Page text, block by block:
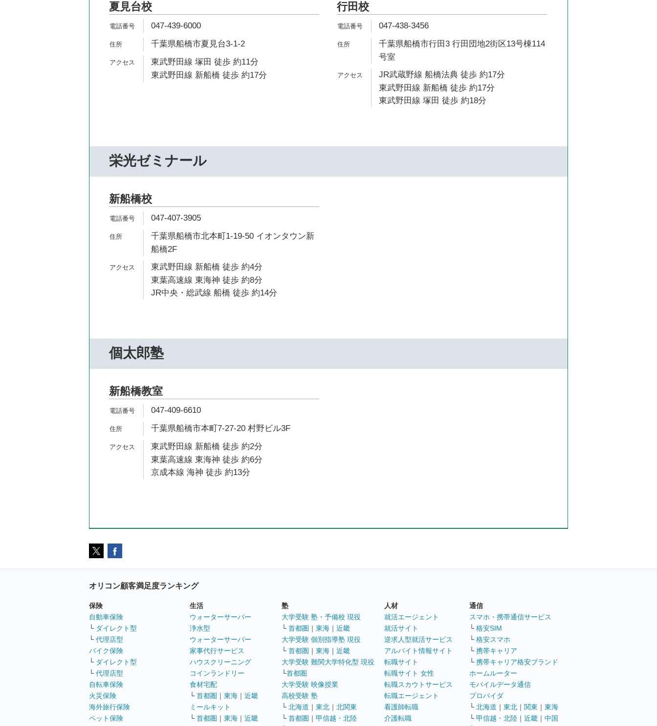
夏見台校
047-439-6000
千葉県船橋市夏見台3-1-2
東武野田線 塚田 徒歩 約11分
東武野田線 新船橋 徒歩 約17分
行田校
047-438-3456
千葉県船橋市行田3 行田団地2街区13号棟114
号室
JR武蔵野線 船橋法典 徒歩 約17分
東武野田線 新船橋 徒歩 約17分
東武野田線 塚田 徒歩 約18分
栄光ゼミナール
新船橋校
047-407-3905
千葉県船橋市北本町1-19-50 イオンタウン新
船橋2F
東武野田線 新船橋 徒歩 約4分
東葉高速線 東海神 徒歩 約8分
JR中央・総武線 船橋 徒歩 約14分
個太郎塾
新船橋教室
047-409-6610
千葉県船橋市本町7-27-20 村野ビル3F
東武野田線 新船橋 徒歩 約2分
東葉高速線 東海神 徒歩 約6分
京成本線 海神 徒歩 約13分
オリコン顧客満足度ランキング
保険
自動車保険
└ ダイレクト型
└ 代理店型
バイク保険
└ ダイレクト型
└ 代理店型
自転車保険
火災保険
海外旅行保険
ペット保険
生活
ウォーターサーバー
浄水型
ウォーターサーバー
家事代行サービス
ハウスクリーニング
コインランドリー
食材宅配
└ 首都圏 ｜ 東海 ｜ 近畿
ミールキット
└ 首都圏 ｜ 東海 ｜ 近畿
塾
大学受験 塾・予備校 現役
└ 首都圏 ｜ 東海 ｜ 近畿
大学受験 個別指導塾 現役
└ 首都圏 ｜ 東海 ｜ 近畿
大学受験 難関大学特化型 現役
└首都圏
大学受験 映像授業
高校受験 塾
└ 北海道 ｜ 東北 ｜ 北関東
└ 首都圏 ｜ 甲信越・北陸
人材
就活エージェント
就活サイト
逆求人型就活サービス
アルバイト情報サイト
転職サイト
転職サイト 女性
転職スカウトサービス
転職エージェント
看護師転職
介護転職
通信
スマホ・携帯通信サービス
└ 格安SIM
└ 格安スマホ
└ 携帯キャリア
└ 携帯キャリア格安ブランド
ホームルーター
モバイルデータ通信
プロバイダ
└ 北海道 ｜ 東北 ｜ 関東 ｜ 東海
└ 甲信越・北陸 ｜ 近畿 ｜ 中国